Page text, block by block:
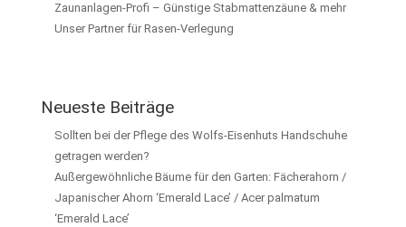
Zaunanlagen-Profi – Günstige Stabmattenzäune & mehr
Unser Partner für Rasen-Verlegung
Neueste Beiträge
Sollten bei der Pflege des Wolfs-Eisenhuts Handschuhe
getragen werden?
Außergewöhnliche Bäume für den Garten: Fächerahorn /
Japanischer Ahorn ‘Emerald Lace’ / Acer palmatum
‘Emerald Lace’